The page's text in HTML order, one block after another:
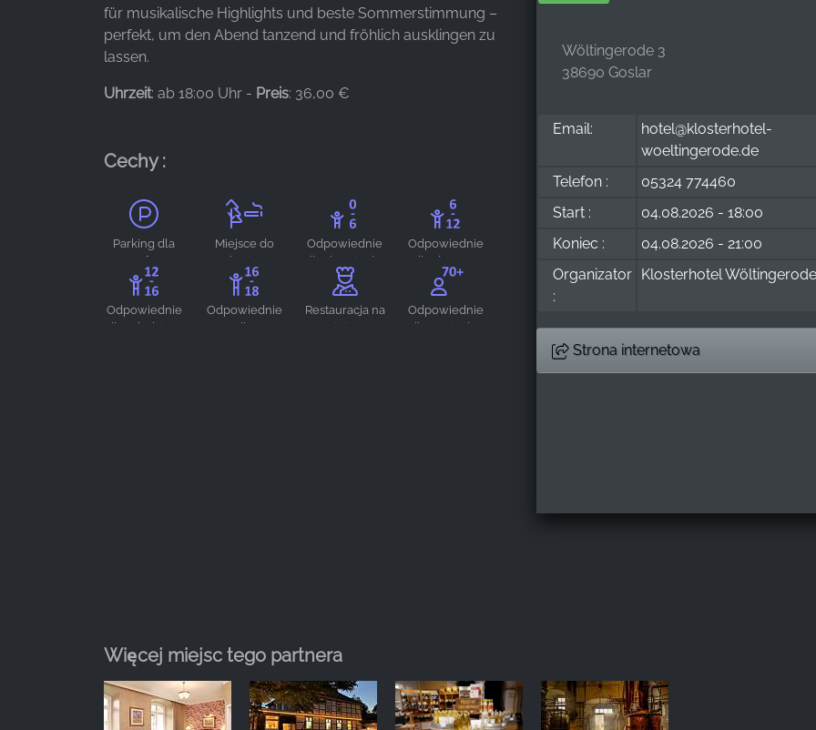
für musikalische Highlights und beste Sommerstimmung –
perfekt, um den Abend tanzend und fröhlich ausklingen zu
lassen.
Uhrzeit: ab 18:00 Uhr - Preis: 36,00 €
Cechy :
Parking dla
gości
Miejsce do
palenia na
zewnątrz
Odpowiednie
dla dzieci od 0
do 6 lat
Odpowiednie
dla dzieci w
wieku 6-12 lat
Odpowiednie
dla młodzieży
Odpowiednie
dla
Restauracja na
miejscu
Odpowiednie
dla seniorów
Wöltingerode 3
38690 Goslar
Email:
hotel@klosterhotel-
woeltingerode.de
Telefon :
05324 774460
Start :
04.08.2026 - 18:00
Koniec :
04.08.2026 - 21:00
Organizator
:
Klosterhotel Wöltingerode
Strona internetowa
Więcej miejsc tego partnera
_fbp, fr, _fbq, fbq
Provider:
Facebook Ireland Ltd.
Purpose:
duration:
STATYSTYKI
Statystyczne pliki cookie zbierają informacje
anonimowo. Informacje te pomagają nam
24 godziny - 2 lata